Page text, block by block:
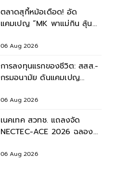
ตลาดสุกี้หม้อเดือด! อัด
แคมเปญ “MK พาแม่กิน ลุ้น
2569
06 Aug 2026
การลงทุนแรกของชีวิต: สสส.-
กรมอนามัย ดันแคมเปญ
เติบโตอย่างยั่งยืน
06 Aug 2026
เนคเทค สวทช. แถลงจัด
NECTEC-ACE 2026 ฉลอง
Beyond'
06 Aug 2026